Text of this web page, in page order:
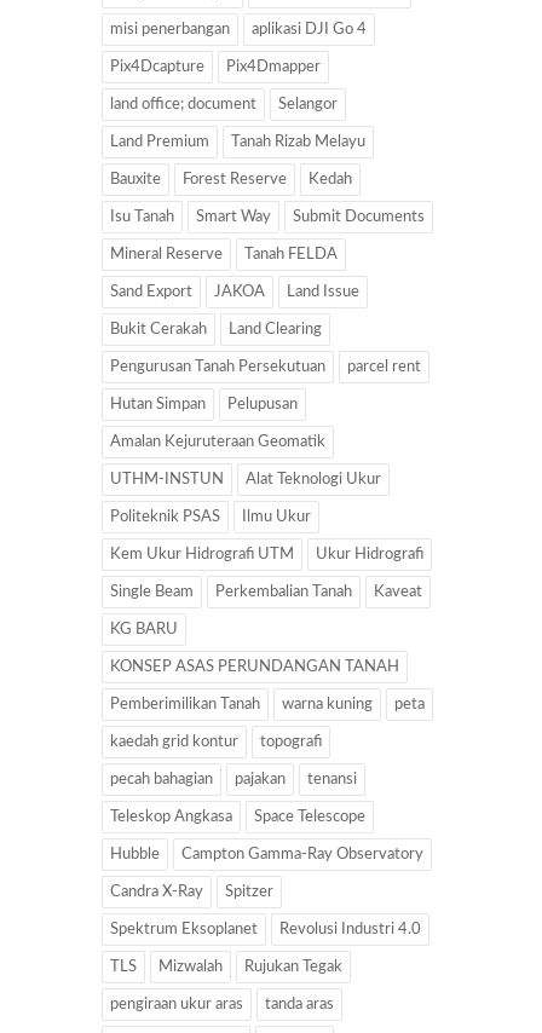
misi penerbangan aplikasi DJI Go 4
Pix4Dcapture Pix4Dmapper
land office; document Selangor
Land Premium Tanah Rizab Melayu
Bauxite Forest Reserve Kedah
Isu Tanah Smart Way Submit Documents
Mineral Reserve Tanah FELDA
Sand Export JAKOA Land Issue
Bukit Cerakah Land Clearing
Pengurusan Tanah Persekutuan parcel rent
Hutan Simpan Pelupusan
Amalan Kejuruteraan Geomatik
UTHM-INSTUN Alat Teknologi Ukur
Politeknik PSAS Ilmu Ukur
Kem Ukur Hidrografi UTM Ukur Hidrografi
Single Beam Perkembalian Tanah Kaveat
KG BARU
KONSEP ASAS PERUNDANGAN TANAH
Pemberimilikan Tanah warna kuning peta
kaedah grid kontur topografi
pecah bahagian pajakan tenansi
Teleskop Angkasa Space Telescope
Hubble Campton Gamma-Ray Observatory
Candra X-Ray Spitzer
Spektrum Eksoplanet Revolusi Industri 4.0
TLS Mizwalah Rujukan Tegak
pengiraan ukur aras tanda aras